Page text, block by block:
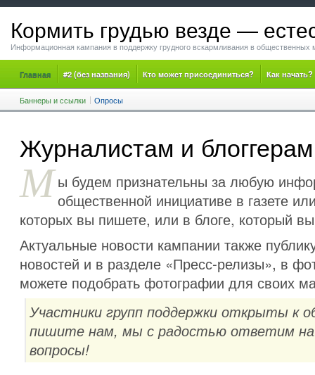
Кормить грудью везде —
Информационная кампания в поддержку грудного вскармливания в общественных
Главная #2 (без названия) Кто может присоединиться? Как начать?
Баннеры и ссылки Опросы
Журналистам и блоггерам
М ы будем признательны за любую
общественной инициативе в газете
которых вы пишете, или в блоге, который
Актуальные новости кампании также
новостей и в разделе «Пресс-релизы», в
можете подобрать фотографии для своих
Участники групп поддержки открыты к
пишите нам, мы с радостью ответим
вопросы!